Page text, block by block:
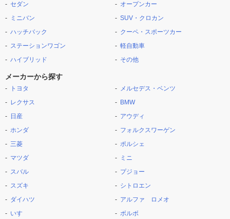
セダン
ミニバン
ハッチバック
ステーションワゴン
ハイブリッド
オープンカー
SUV・クロカン
クーペ・スポーツカー
軽自動車
その他
メーカーから探す
トヨタ
レクサス
日産
ホンダ
三菱
マツダ
スバル
スズキ
ダイハツ
いすゞ
メルセデス・ベンツ
BMW
アウディ
フォルクスワーゲン
ポルシェ
ミニ
プジョー
シトロエン
アルファ ロメオ
ボルボ